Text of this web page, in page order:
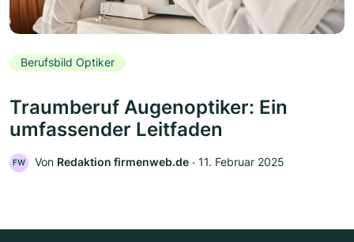
Berufsbild Optiker
Traumberuf Augenoptiker: Ein
umfassender Leitfaden
FW Von Redaktion firmenweb.de ‧ 11. Februar 2025